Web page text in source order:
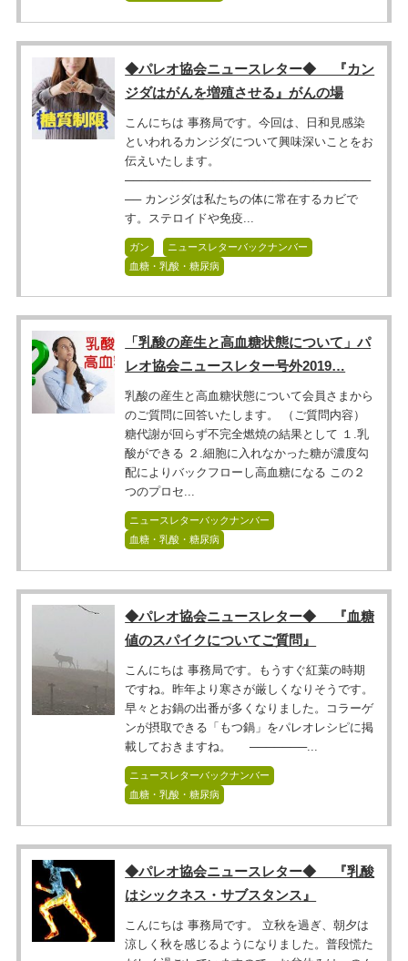
◆パレオ協会ニュースレター◆ 『カン
ジダはがんを増殖させる』がんの場
こんにちは 事務局です。今回は、日和見感染
といわれるカンジダについて興味深いことをお
伝えいたします。
──────────────────────────────
── カンジダは私たちの体に常在するカビで
す。ステロイドや免疫...
ガン
ニュースレターバックナンバー
血糖・乳酸・糖尿病
「乳酸の産生と高血糖状態について」パ
レオ協会ニュースレター号外2019…
乳酸の産生と高血糖状態について会員さまから
のご質問に回答いたします。 （ご質問内容）
糖代謝が回らず不完全燃焼の結果として １.乳
酸ができる ２.細胞に入れなかった糖が濃度勾
配によりバックフローし高血糖になる この２
つのプロセ...
ニュースレターバックナンバー
血糖・乳酸・糖尿病
◆パレオ協会ニュースレター◆ 『血糖
値のスパイクについてご質問』
こんにちは 事務局です。もうすぐ紅葉の時期
ですね。昨年より寒さが厳しくなりそうです。
早々とお鍋の出番が多くなりました。コラーゲ
ンが摂取できる「もつ鍋」をパレオレシピに掲
載しておきますね。 ───────...
ニュースレターバックナンバー
血糖・乳酸・糖尿病
◆パレオ協会ニュースレター◆ 『乳酸
はシックネス・サブスタンス』
こんにちは 事務局です。 立秋を過ぎ、朝夕は
涼しく秋を感じるようになりました。普段慌た